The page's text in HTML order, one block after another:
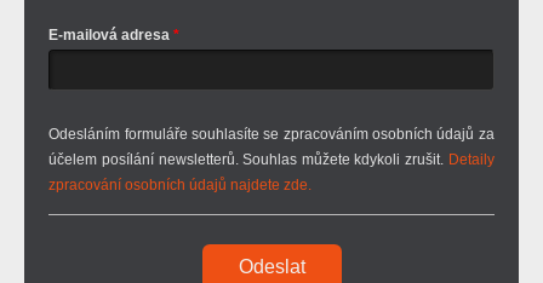
E-mailová adresa
Odesláním formuláře souhlasíte se zpracováním osobních údajů za
účelem posílání newsletterů. Souhlas můžete kdykoli zrušit. Detaily
zpracování osobních údajů najdete zde.
Odeslat